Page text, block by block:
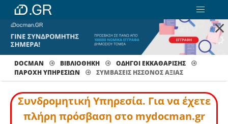
×
DOCMAN ΒΙΒΛΙΟΘΗΚΗ
ΟΔΗΓΟΙ ΕΚΚΑΘΑΡΙΣΗΣ
ΠΑΡΟΧΉ ΥΠΗΡΕΣΙΏΝ
ΣΥΜΒΑΣΕΙΣ ΗΣΣΟΝΟΣ ΑΞΙΑΣ
Συνδρομητική Υπηρεσία. Για να έχετε
πλήρη πρόσβαση στο mydocman.gr